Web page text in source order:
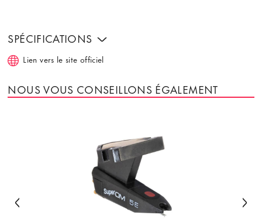
SPÉCIFICATIONS
Lien vers le site officiel
NOUS VOUS CONSEILLONS ÉGALEMENT